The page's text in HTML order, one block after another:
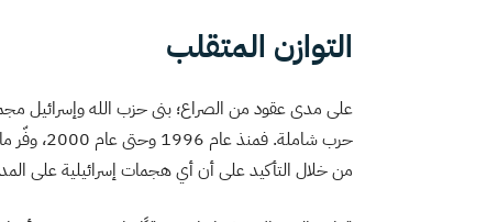
التوازن المتقلب
على مدى عقود من الصراع؛ بنى حزب الله وإسرائيل
حرب
من خلال التأكيد على أن أي هجمات إسرائيلية على